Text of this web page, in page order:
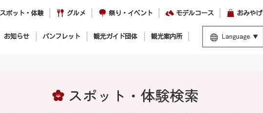
スポット・体験 グルメ 祭り・イベント モデルコース おみやげ
お知らせ パンフレット 観光ガイド団体 観光案内所 Language
スポット・体験検索